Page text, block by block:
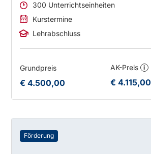
300 Unterrichtseinheiten
Kurstermine
Lehrabschluss
Grundpreis
€ 4.500,00
AK-Preis i
€ 4.115,00
Förderung